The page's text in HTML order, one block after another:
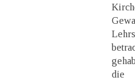
die